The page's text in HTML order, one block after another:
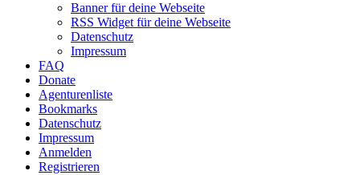
Banner für deine Webseite
RSS Widget für deine Webseite
Datenschutz
Impressum
FAQ
Donate
Agenturenliste
Bookmarks
Datenschutz
Impressum
Anmelden
Registrieren